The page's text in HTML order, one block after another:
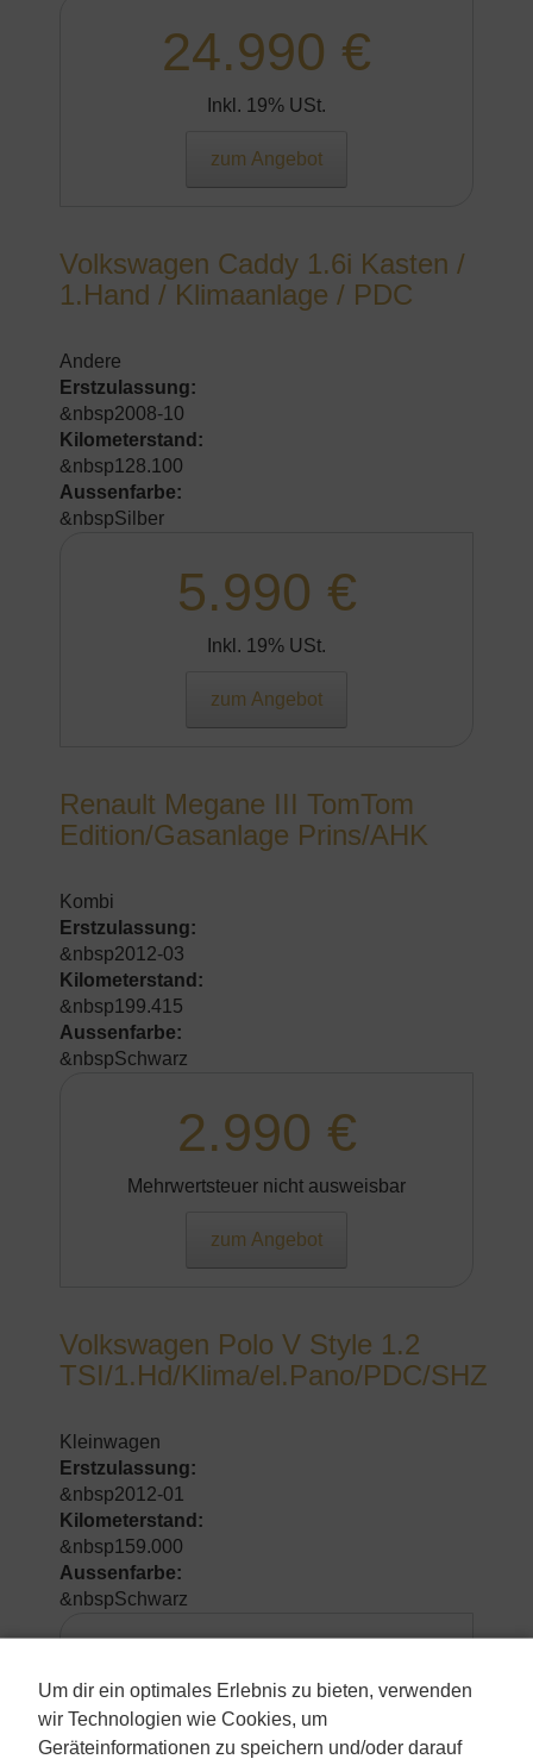
Um dir ein optimales Erlebnis zu bieten, verwenden
wir Technologien wie Cookies, um
Geräteinformationen zu speichern und/oder darauf
24.990 €
Inkl. 19% USt.
zum Angebot
Volkswagen Caddy 1.6i Kasten /
1.Hand / Klimaanlage / PDC
Andere
Erstzulassung:
&nbsp2008-10
Kilometerstand:
&nbsp128.100
Aussenfarbe:
&nbspSilber
5.990 €
Inkl. 19% USt.
zum Angebot
Renault Megane III TomTom
Edition/Gasanlage Prins/AHK
Kombi
Erstzulassung:
&nbsp2012-03
Kilometerstand:
&nbsp199.415
Aussenfarbe:
&nbspSchwarz
2.990 €
Mehrwertsteuer nicht ausweisbar
zum Angebot
Volkswagen Polo V Style 1.2
TSI/1.Hd/Klima/el.Pano/PDC/SHZ
Kleinwagen
Erstzulassung:
&nbsp2012-01
Kilometerstand:
&nbsp159.000
Aussenfarbe:
&nbspSchwarz
5.990 €
Mehrwertsteuer nicht ausweisbar